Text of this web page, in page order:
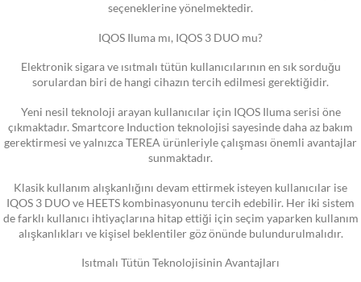
seçeneklerine yönelmektedir.
IQOS Iluma mı, IQOS 3 DUO mu?
Elektronik sigara ve ısıtmalı tütün kullanıcılarının en sık sorduğu
sorulardan biri de hangi cihazın tercih edilmesi gerektiğidir.
Yeni nesil teknoloji arayan kullanıcılar için IQOS Iluma serisi öne
çıkmaktadır. Smartcore Induction teknolojisi sayesinde daha az bakım
gerektirmesi ve yalnızca TEREA ürünleriyle çalışması önemli avantajlar
sunmaktadır.
Klasik kullanım alışkanlığını devam ettirmek isteyen kullanıcılar ise
IQOS 3 DUO ve HEETS kombinasyonunu tercih edebilir. Her iki sistem
de farklı kullanıcı ihtiyaçlarına hitap ettiği için seçim yaparken kullanım
alışkanlıkları ve kişisel beklentiler göz önünde bulundurulmalıdır.
Isıtmalı Tütün Teknolojisinin Avantajları